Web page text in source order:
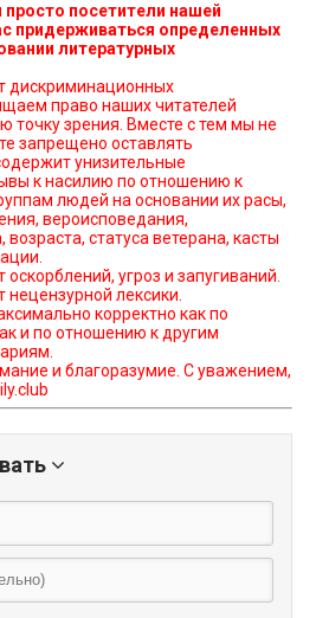
посетители нашей
придерживаться определенных
литературных
дискриминационных
точку зрения. Вместе с тем мы не
запрещено оставлять
унизительные
к насилию по отношению к
людей на основании их расы,
вероисповедания,
статуса ветерана, касты
оскорблений, угроз и запугиваний.
нецензурной лексики.
корректно как по
и по отношению к другим
и благоразумие. С уважением,